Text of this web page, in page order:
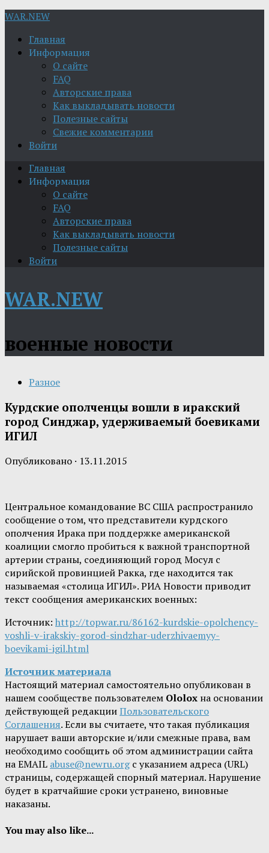
WAR.NEW
Главная
Информация
О сайте
FAQ
Авторские права
Как выкладывать новости
Полезные сайты
Свежие комментарии
Войти
Главная
Информация
О сайте
FAQ
Авторские права
Как выкладывать новости
Полезные сайты
Войти
WAR.NEW
военные новости
Разное
Курдские ополченцы вошли в иракский
город Синджар, удерживаемый боевиками
ИГИЛ
Опубликовано · 13.11.2015
Центральное командование ВС США распространило
сообщение о том, что представители курдского
ополчения Ирака при поддержке американской
коалиции смогло пробиться к важной транспортной
артерии страны, соединяющий город Мосул с
сирийской провинцией Ракка, где находится так
называемая «столица ИГИЛ». РИА Новости приводит
текст сообщения американских военных:
Источник: http://topwar.ru/86162-kurdskie-opolchency-
voshli-v-irakskiy-gorod-sindzhar-uderzhivaemyy-
boevikami-igil.html
Источник материала
Настоящий материал самостоятельно опубликован в
нашем сообществе пользователем Ololox на основании
действующей редакцииПользовательского
Соглашения. Если вы считаете, что такая публикация
нарушает ваши авторские и/или смежные права, вам
необходимо сообщить об этом администрации сайта
на EMAIL abuse@newru.orgс указанием адреса (URL)
страницы, содержащей спорный материал. Нарушение
будет в кратчайшие сроки устранено, виновные
наказаны.
You may also like...